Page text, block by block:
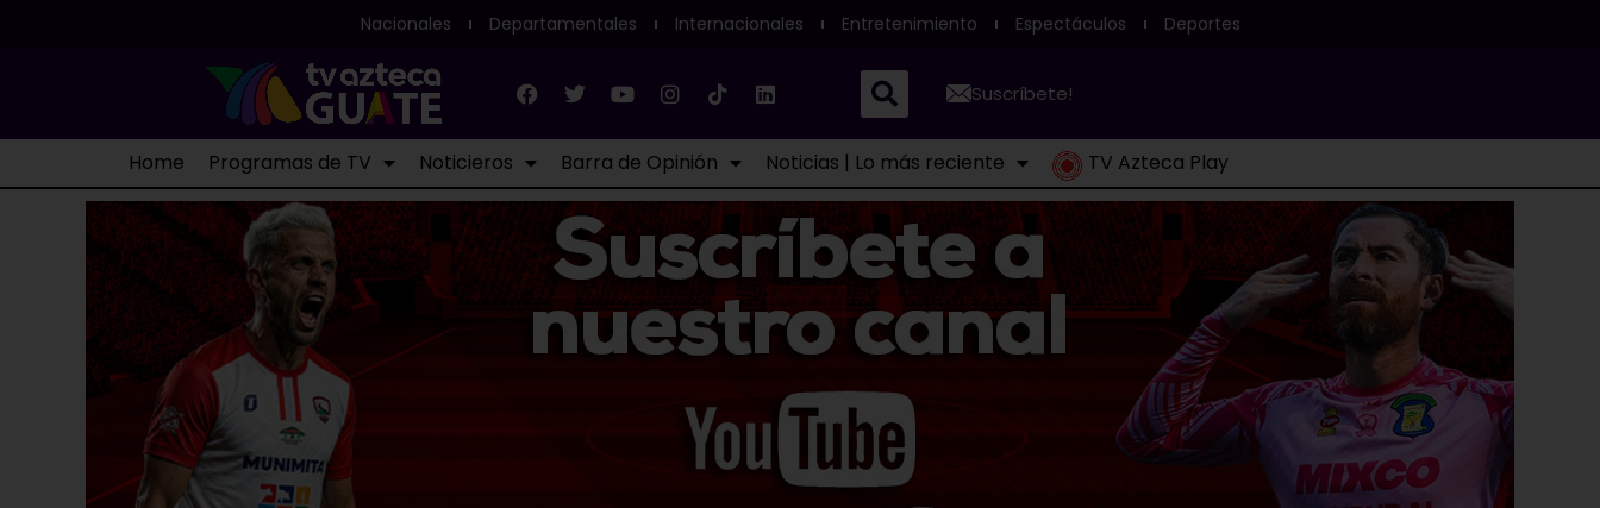
Nacionales Departamentales Internacionales Entretenimiento Espectáculos Deportes
Suscríbete!
Home Programas de TV Noticieros Barra de Opinión Noticias | Lo más reciente TV Azteca Play